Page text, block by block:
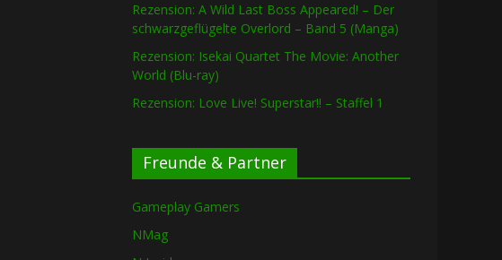
Rezension: A Wild Last Boss Appeared! – Der
schwarzgeflügelte Overlord – Band 5 (Manga)
Rezension: Isekai Quartet The Movie: Another
World (Blu-ray)
Rezension: Love Live! Superstar!! – Staffel 1
Freunde & Partner
Gameplay Gamers
NMag